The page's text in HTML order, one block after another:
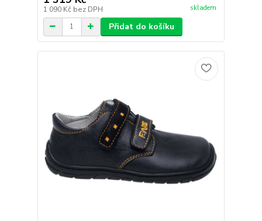
1 090 Kč bez DPH skladem
Přidat do košíku